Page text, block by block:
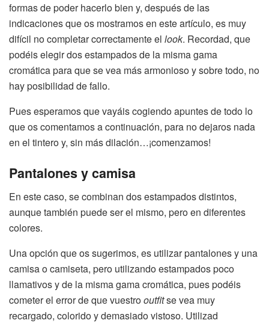
formas de poder hacerlo bien y, después de las
indicaciones que os mostramos en este artículo, es muy
difícil no completar correctamente el look. Recordad, que
podéis elegir dos estampados de la misma gama
cromática para que se vea más armonioso y sobre todo, no
hay posibilidad de fallo.
Pues esperamos que vayáis cogiendo apuntes de todo lo
que os comentamos a continuación, para no dejaros nada
en el tintero y, sin más dilación…¡comenzamos!
Pantalones y camisa
En este caso, se combinan dos estampados distintos,
aunque también puede ser el mismo, pero en diferentes
colores.
Una opción que os sugerimos, es utilizar pantalones y una
camisa o camiseta, pero utilizando estampados poco
llamativos y de la misma gama cromática, pues podéis
cometer el error de que vuestrooutfitse vea muy
recargado, colorido y demasiado vistoso. Utilizad